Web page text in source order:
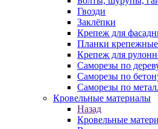
Гвозди
Заклёпки
Крепеж для
Планки крепежные
Крепеж для
Саморезы по
Саморезы по
Саморезы по
Кровельные материалы
Назад
Кровельные